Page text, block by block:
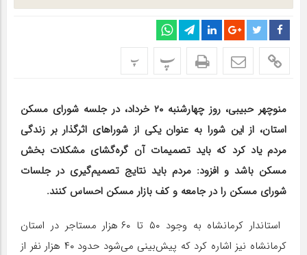
پ پ
منوچهر حبیبی، روز چهارشنبه ۲۰ خرداد، در جلسه شورای مسکن
استان، از این شورا به عنوان یکی از شوراهای اثرگذار بر زندگی
مردم یاد کرد که باید تصمیمات آن گره‌گشای مشکلات بخش
مسکن باشد و افزود: مردم باید نتایج تصمیم‌گیری در جلسات
شورای مسکن را در جامعه و کف بازار مسکن احساس کنند.
استاندار کرمانشاه به وجود ۵۰ تا ۶۰ هزار مستاجر در استان
کرمانشاه نیز اشاره کرد که پیش‌بینی می‌شود حدود ۴۰ هزار نفر از